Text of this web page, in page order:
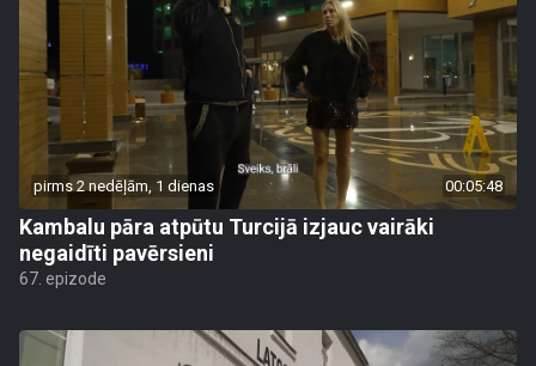
pirms 2 nedēļām, 1 dienas 00:05:48
Kambalu pāra atpūtu Turcijā izjauc vairāki
negaidīti pavērsieni
67. epizode